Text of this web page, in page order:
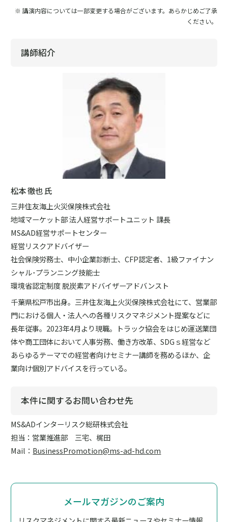
※ 講演内容については一部変更する場合がございます。あらかじめご了承
ください。
講師紹介
松本 徹也 氏
三井住友海上火災保険株式会社
地域マーケット部 法人経営サポートユニット 課長
MS&AD経営サポートセンター
経営リスクアドバイザー
社会保険労務士、中小企業診断士、CFP認定者、1級ファイナン
シャル･プランニング技能士
環境省認定制度 脱炭素アドバイザーアドバンスト
千葉県松戸市出身。三井住友海上火災保険株式会社にて、営業部
門における個人・法人への各種リスクマネジメント提案などに
長年従事。2023年4月より現職。トラック協会をはじめ運送業団
体や商工団体において人事労務、働き方改革、SDGｓ経営など
あらゆるテーマでの経営者向けセミナー講師を務めるほか、企
業向け個別アドバイスを行っている。
本件に関するお問い合わせ先
MS&ADインターリスク総研株式会社
担当：営業推進部 三宅、梶田
Mail： BusinessPromotion@ms-ad-hd.com
メールマガジンのご案内